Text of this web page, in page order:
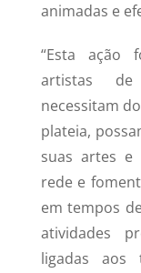
animadas e
“Esta ação
artistas de
necessitam
plateia,
suas artes e
rede e
em tempos
atividades
ligadas aos